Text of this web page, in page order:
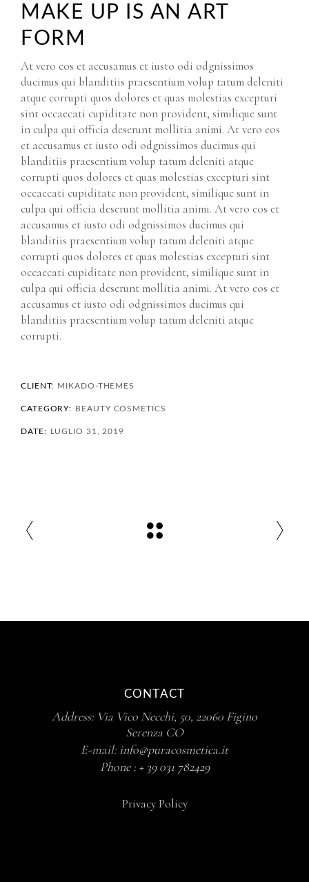
MAKE UP IS AN ART
FORM
At vero eos et accusamus et iusto odi odgnissimos
ducimus qui blanditiis praesentium volup tatum deleniti
atque corrupti quos dolores et quas molestias excepturi
sint occaecati cupiditate non provident, similique sunt
in culpa qui officia deserunt mollitia animi. At vero eos
et accusamus et iusto odi odgnissimos ducimus qui
blanditiis praesentium volup tatum deleniti atque
corrupti quos dolores et quas molestias excepturi sint
occaecati cupiditate non provident, similique sunt in
culpa qui officia deserunt mollitia animi. At vero eos et
accusamus et iusto odi odgnissimos ducimus qui
blanditiis praesentium volup tatum deleniti atque
corrupti quos dolores et quas molestias excepturi sint
occaecati cupiditate non provident, similique sunt in
culpa qui officia deserunt mollitia animi. At vero eos et
accusamus et iusto odi odgnissimos ducimus qui
blanditiis praesentium volup tatum deleniti atque
corrupti.
CLIENT: MIKADO-THEMES
CATEGORY: BEAUTY COSMETICS
DATE: LUGLIO 31, 2019
CONTACT
Address: Via Vico Necchi, 50, 22060 Figino
Serenza CO
E-mail: info@puracosmetica.it
Phone : + 39031 782429
Privacy Policy